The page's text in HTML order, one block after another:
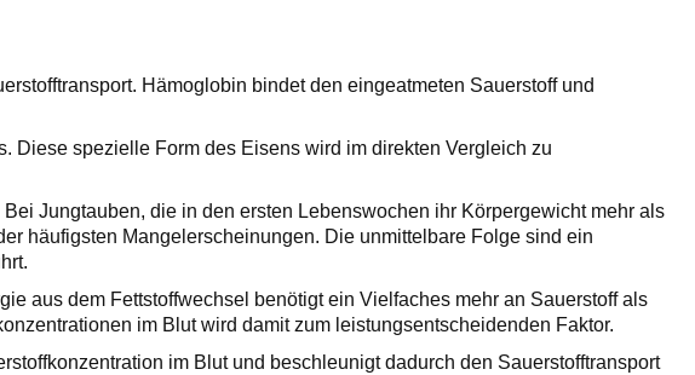
Hämoglobin bindet den eingeatmeten Sauerstoff und
Diese spezielle Form des Eisens wird im direkten Vergleich zu
Jungtauben, die in den ersten Lebenswochen ihr Körpergewicht mehr als
häufigsten Mangelerscheinungen. Die unmittelbare Folge sind ein
aus dem Fettstoffwechsel benötigt ein Vielfaches mehr an Sauerstoff als
im Blut wird damit zum leistungsentscheidenden Faktor.
im Blut und beschleunigt dadurch den Sauerstofftransport